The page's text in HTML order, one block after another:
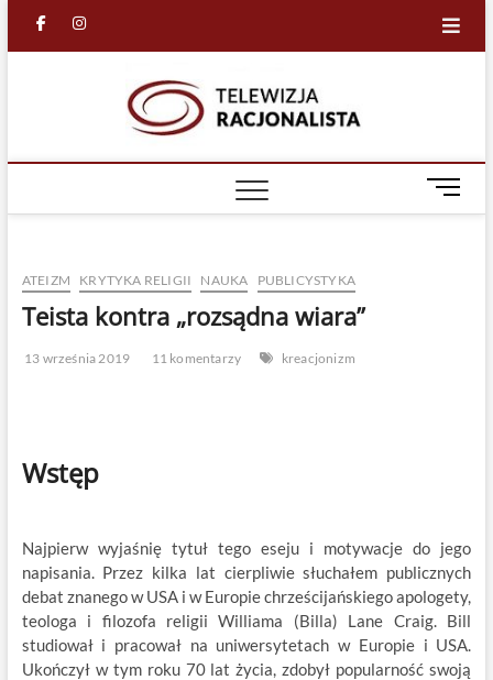
facebook
in
M
e
ATEIZM KRYTYKA RELIGII NAUKA PUBLICYSTYKA
Teista kontra „rozsądna wiara”
13 września 2019 11 komentarzy kreacjonizm
Wstęp
Najpierw wyjaśnię tytuł tego eseju i motywacje do jego
napisania. Przez kilka lat cierpliwie słuchałem publicznych
debat znanego w USA i w Europie chrześcijańskiego apologety,
teologa i filozofa religii Williama (Billa) Lane Craig. Bill
studiował i pracował na uniwersytetach w Europie i USA.
Ukończył w tym roku 70 lat życia, zdobył popularność swoją